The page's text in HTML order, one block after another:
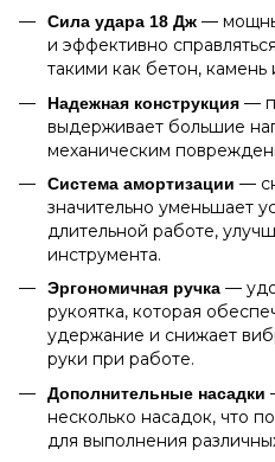
Сила удара 18 Дж —
и эффективно
такими как бетон, камень
Надежная конструкция —
выдерживает большие
механическим
Система амортизации —
значительно уменьшает
длительной работе,
инструмента.
Эргономичная ручка —
рукоятка, которая
удержание и снижает
руки при работе.
Дополнительные насадки
несколько насадок, что
для выполнения